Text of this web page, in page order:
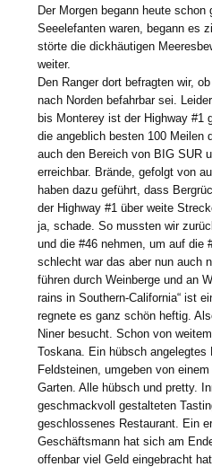
Der Morgen begann heute schon
Seeelefanten waren, begann es
störte die dickhäutigen
weiter.
Den Ranger dort befragten wir,
nach Norden befahrbar sei.
bis Monterey ist der Highway #1
die angeblich besten 100 Meilen
auch den Bereich von BIG SUR
erreichbar. Brände, gefolgt von
haben dazu geführt, dass
der Highway #1 über weite
ja, schade. So mussten wir
und die #46 nehmen, um auf die
schlecht war das aber nun auch
führen durch Weinberge und an
rains in Southern-California“ ist
regnete es ganz schön heftig.
Niner besucht. Schon von
Toskana. Ein hübsch
Feldsteinen, umgeben von
Garten. Alle hübsch und pretty.
geschmackvoll gestalteten
geschlossenes Restaurant. Ein
Geschäftsmann hat sich am
offenbar viel Geld eingebracht